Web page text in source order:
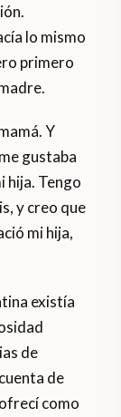
lo mismo
primero
Y
gustaba
hija. Tengo
y creo que
mi hija,
existía
de
de
como